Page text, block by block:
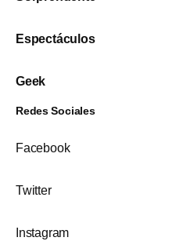
Espectáculos
Geek
Redes Sociales
Facebook
Twitter
Instagram